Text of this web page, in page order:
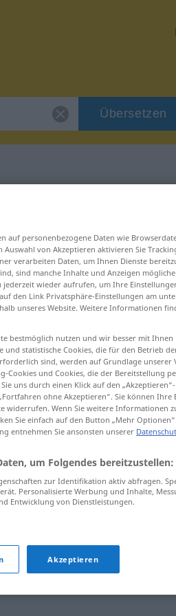
Übersetzen
,nachahmen
auf personenbezogene Daten wie
von Akzeptieren aktivieren Sie
verarbeiten Daten, um Ihnen Dienste
sind manche Inhalte und Anzeigen
jederzeit wieder aufrufen, um Ihre
den Link Privatsphäre-Einstellungen am
unseres Website. Weitere Informationen
bestmöglich nutzen und wir besser mit Ihnen
statistische Cookies, die für den Betrieb
sind, werden auf Grundlage unserer
Cookies und Cookies, die der Bereitstellung
uns durch einen Klick auf den
ohne Akzeptieren“. Sie können
widerrufen. Wenn Sie weitere Informationen
Sie einfach auf den Button „Mehr
entnehmen Sie ansonsten unserer
um Folgendes bereitzustellen:
zur Identifikation aktiv abfragen.
Personalisierte Werbung und Inhalte,
Entwicklung von Dienstleistungen.
Akzeptieren